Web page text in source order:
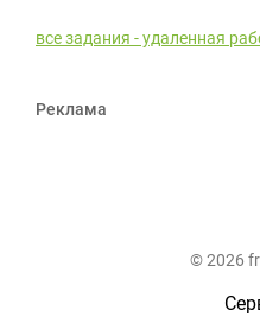
все задания - удаленная
Реклама
© 2026